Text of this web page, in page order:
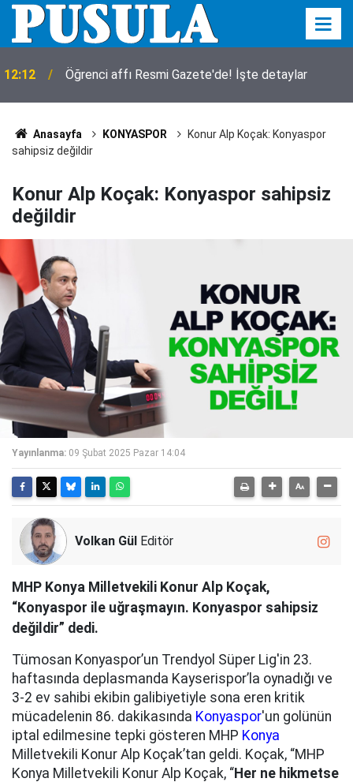
12:12 Öğrenci affı Resmi Gazete'de! İşte detaylar
Anasayfa KONYASPOR
Konur Alp Koçak: Konyaspor
sahipsiz değildir
Konur Alp Koçak: Konyaspor sahipsiz
değildir
Yayınlanma: 09 Şubat 2025 Pazar 14:04
Volkan Gül Editör
MHP Konya Milletvekili Konur Alp Koçak,
“Konyaspor ile uğraşmayın. Konyaspor sahipsiz
değildir” dedi.
Tümosan Konyaspor’un Trendyol Süper Lig'in 23.
haftasında deplasmanda Kayserispor’la oynadığı ve
3-2 ev sahibi ekibin galibiyetiyle sona eren kritik
mücadelenin 86. dakikasında Konyaspor'un golünün
iptal edilmesine tepki gösteren MHP Konya
Milletvekili Konur Alp Koçak’tan geldi. Koçak, “MHP
Konya Milletvekili Konur Alp Koçak, “Her ne hikmetse